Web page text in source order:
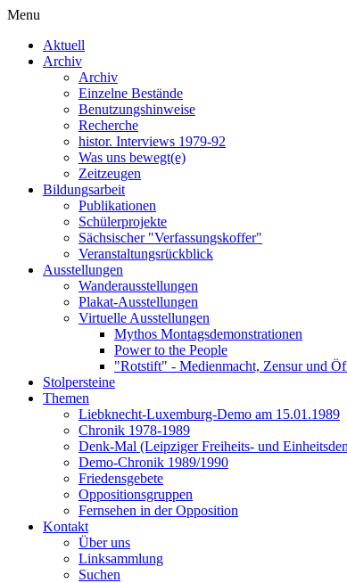
Menu
Aktuell
Archiv
Archiv
Einzelne Bestände
Benutzungshinweise
Recherche
histor. Interviews 1979-92
Was uns bewegt(e)
Zeitzeugen
Bildungsarbeit
Publikationen
Schülerprojekte
Sächsischer "Verfassungskoffer"
Veranstaltungsrückblick
Ausstellungen
Wanderausstellungen
Plakat-Ausstellungen
Virtuelle Ausstellungen
Mythos Montagsdemonstrationen
Power to the People
"Rotstift" - Medienmacht, Zensur und
Stolpersteine
Themen
Liebknecht-Luxemburg-Demo am 15.01.1989
Chronik 1978-1989
Denk-Mal (Leipziger Freiheits- und
Demo-Chronik 1989/1990
Friedensgebete
Oppositionsgruppen
Fernsehen in der Opposition
Kontakt
Über uns
Linksammlung
Suchen